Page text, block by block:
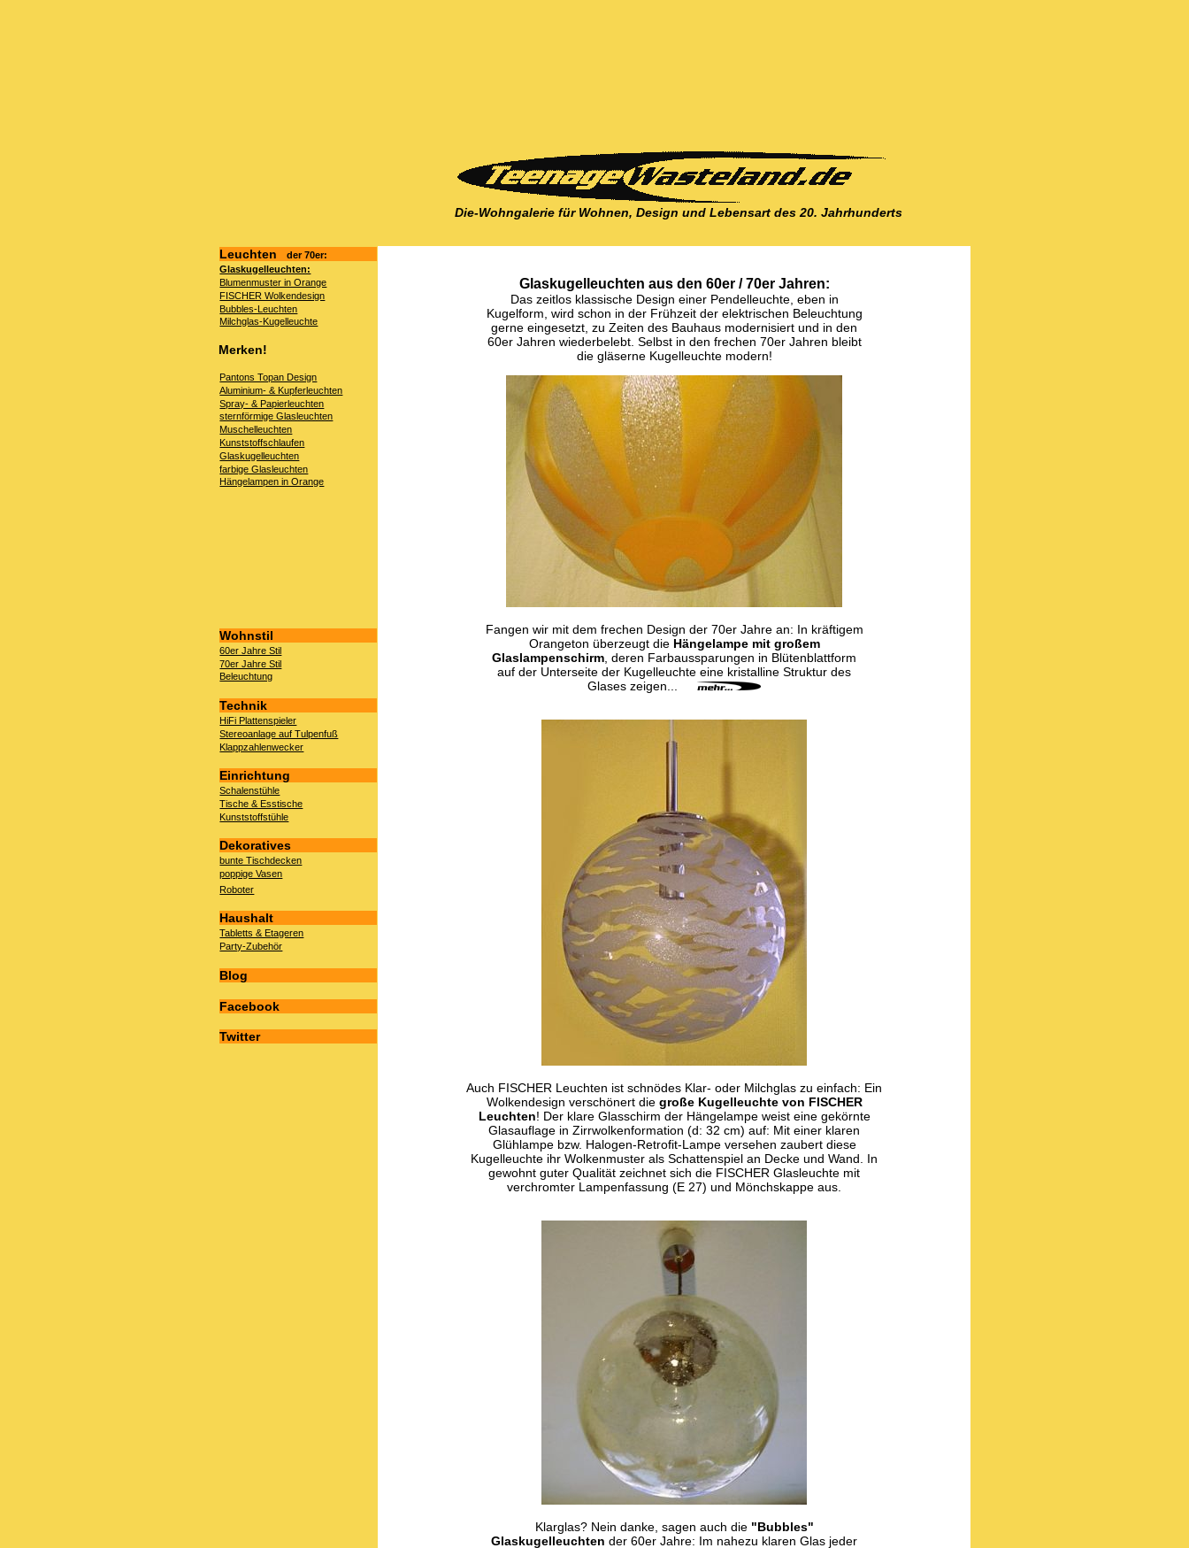
Die-Wohngalerie für Wohnen, Design und Lebensart des 20. Jahrhunderts
Leuchten
der 70er:
Glaskugelleuchten:
Blumenmuster in Orange
FISCHER Wolkendesign
Bubbles-Leuchten
Milchglas-Kugelleuchte
Merken!
Pantons Topan Design
Aluminium- & Kupferleuchten
Spray- & Papierleuchten
sternförmige Glasleuchten
Muschelleuchten
Kunststoffschlaufen
Glaskugelleuchten
farbige Glasleuchten
Hängelampen in Orange
Wohnstil
60er Jahre Stil
70er Jahre Stil
Beleuchtung
Technik
HiFi Plattenspieler
Stereoanlage auf Tulpenfuß
Klappzahlenwecker
Einrichtung
Schalenstühle
Tische & Esstische
Kunststoffstühle
Dekoratives
bunte Tischdecken
poppige Vasen
Roboter
Haushalt
Tabletts & Etageren
Party-Zubehör
Blog
Facebook
Twitter
Glaskugelleuchten aus den 60er / 70er Jahren:
Das zeitlos klassische Design einer Pendelleuchte, eben in
Kugelform, wird schon in der Frühzeit der elektrischen Beleuchtung
gerne eingesetzt, zu Zeiten des Bauhaus modernisiert und in den
60er Jahren wiederbelebt. Selbst in den frechen 70er Jahren bleibt
die gläserne Kugelleuchte modern!
Fangen wir mit dem frechen Design der 70er Jahre an: In kräftigem
Orangeton überzeugt die Hängelampe mit großem
Glaslampenschirm , deren Farbaussparungen in Blütenblattform
auf der Unterseite der Kugelleuchte eine kristalline Struktur des
Glases zeigen...
Auch FISCHER Leuchten ist schnödes Klar- oder Milchglas zu einfach: Ein
Wolkendesign verschönert die große Kugelleuchte von FISCHER
Leuchten! Der klare Glasschirm der Hängelampe weist eine gekörnte
Glasauflage in Zirrwolkenformation (d: 32 cm) auf: Mit einer klaren
Glühlampe bzw. Halogen-Retrofit-Lampe versehen zaubert diese
Kugelleuchte ihr Wolkenmuster als Schattenspiel an Decke und Wand. In
gewohnt guter Qualität zeichnet sich die FISCHER Glasleuchte mit
verchromter Lampenfassung (E 27) und Mönchskappe aus.
Klarglas? Nein danke, sagen auch die "Bubbles"
Glaskugelleuchten der 60er Jahre: Im nahezu klaren Glas jeder